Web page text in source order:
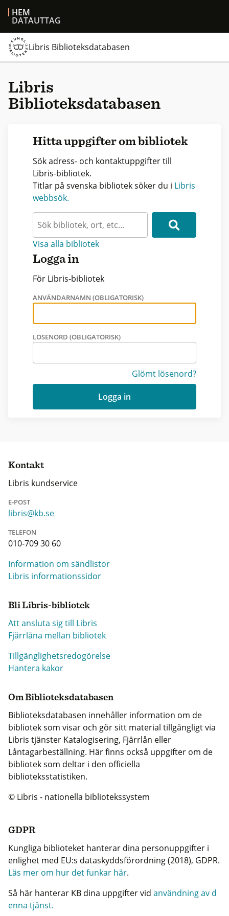
HEM
DATAUTTAG
Libris Biblioteksdatabasen
Libris
Biblioteksdatabasen
Hitta uppgifter om bibliotek
Sök adress- och kontaktuppgifter till
Libris-bibliotek.
Titlar på svenska bibliotek söker du i Libris
webbsök.
Visa alla bibliotek
Logga in
För Libris-bibliotek
ANVÄNDARNAMN (OBLIGATORISK)
LÖSENORD (OBLIGATORISK)
Glömt lösenord?
Logga in
Kontakt
Libris kundservice
E-POST
libris@kb.se
TELEFON
010-709 30 60
Information om sändlistor
Libris informationssidor
Bli Libris-bibliotek
Att ansluta sig till Libris
Fjärrlåna mellan bibliotek
Tillgänglighetsredogörelse
Hantera kakor
Om Biblioteksdatabasen
Biblioteksdatabasen innehåller information om de
bibliotek som visar och gör sitt material tillgängligt via
Libris tjänster Katalogisering, Fjärrlån eller
Låntagarbeställning. Här finns också uppgifter om de
bibliotek som deltar i den officiella
biblioteksstatistiken.
© Libris - nationella bibliotekssystem
GDPR
Kungliga biblioteket hanterar dina personuppgifter i
enlighet med EU:s dataskyddsförordning (2018), GDPR.
Läs mer om hur det funkar här.
Så här hanterar KB dina uppgifter vid användning av d
enna tjänst.